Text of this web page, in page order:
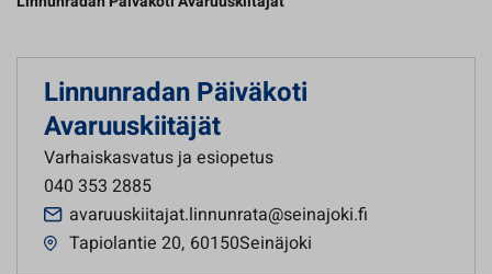
Linnunradan Päiväkoti
Avaruuskiitäjät
Varhaiskasvatus ja esiopetus
040 353 2885
avaruuskiitajat.linnunrata@seinajoki.fi
Tapiolantie 20, 60150Seinäjoki